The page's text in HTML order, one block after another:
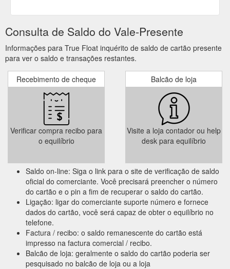
Consulta de Saldo do Vale-Presente
Informações para True Float inquérito de saldo de cartão presente
para ver o saldo e transações restantes.
Recebimento de cheque
Verificar compra recibo para
o equilíbrio
Balcão de loja
Visite a loja contador ou help
desk para equilíbrio
Saldo on-line: Siga o link para o site de verificação de saldo
oficial do comerciante. Você precisará preencher o número
do cartão e o pin a fim de recuperar o saldo do cartão.
Ligação: ligar do comerciante suporte número e fornece
dados do cartão, você será capaz de obter o equilíbrio no
telefone.
Factura / recibo: o saldo remanescente do cartão está
impresso na factura comercial / recibo.
Balcão de loja: geralmente o saldo do cartão poderia ser
pesquisado no balcão de loja ou a loja